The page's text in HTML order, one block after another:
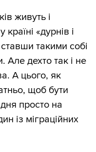
живуть і
«дурнів і
такими собі
Але дехто так і не
А цього, як
щоб бути
просто на
із міграційних